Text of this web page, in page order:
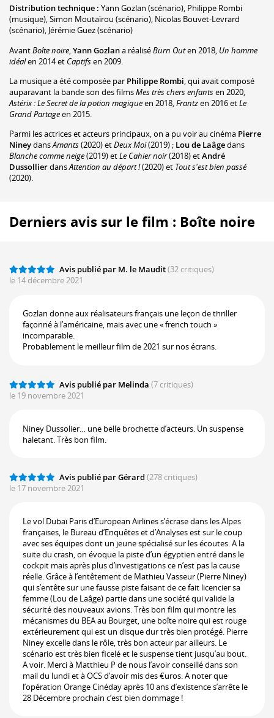
Distribution technique : Yann Gozlan (scénario), Philippe Rombi
(musique),Simon Moutaïrou (scénario), Nicolas Bouvet-Levrard
(scénario), Jérémie Guez(scénario)
AvantBoîte noire Yann Gozlana réaliséBurn Outen 2018, Un homme
idéalen 2014 et Captifsen 2009.
La musique a été composée par Philippe Rombi, qui avait composé
auparavant la bande son des filmsMes très chers enfantsen 2020,
Astérix : Le Secret de la potion magiqueen 2018,Frantzen 2016 etLe
Grand Partageen 2015.
Parmi les actrices et acteurs principaux, on a pu voir au cinéma Pierre
NineydansAmants(2020) etDeux Moi(2019) ; Lou de Laâgedans
Blanche comme neige(2019) etLe Cahier noir(2018) etAndré
DussollierdansAttention au départ !(2020) et Tout s'est bien passé
(2020).
Derniers avis sur le film : Boîte noire
Avis publié par M. le Maudit(32 critiques)
le 14 décembre 2021
Gozlan donne aux réalisateurs français une leçon de thriller
façonné à l’américaine, mais avec une « french touch »
incomparable.
Probablement le meilleur film de 2021 sur nos écrans.
Avis publié par Melinda (7 critiques)
le 19 novembre 2021
Niney Dussolier… une belle brochette d’acteurs. Un suspense
haletant. Très bon film.
Avis publié par Gérard (278 critiques)
le 17 novembre 2021
Le vol Dubaï Paris d’European Airlines s’écrase dans les Alpes
françaises, le Bureau d’Enquêtes et d’Analyses est sur le coup
avec ses équipes dont un jeune spécialisé sur les écoutes. A la
suite du crash, on évoque la piste d’un égyptien entré dans le
cockpit mais après plus d’investigations ce n’est pas la cause
réelle. Grâce à l’entêtement de Mathieu Vasseur (Pierre Niney)
qui s’entête sur une fausse piste faisant de ce fait licencier sa
femme (Lou de Laâge) partie dans une société qui valide la
sécurité des nouveaux avions. Très bon film qui montre les
mécanismes du BEA au Bourget, une boîte noire qui est rouge
extérieurement qui est un disque dur très bien protégé. Pierre
Niney excelle dans le rôle, très bon acteur par ailleurs. Le
scénario est très bien ficelé et le suspense tient jusqu’au bout.
A voir. Merci à Matthieu P de nous l’avoir conseillé dans son
mail du lundi et à OCS d’avoir mis des €uros. A noter que
l’opération Orange Cinéday après 10 ans d’existence s’arrête le
28 Décembre prochain c’est bien dommage !